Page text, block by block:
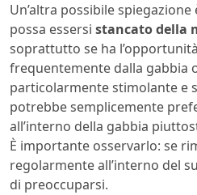
Un’altra possibile
possa essersi stancato della
soprattutto se ha
frequentemente dalla gabbia
particolarmente stimolante e
potrebbe semplicemente
all’interno della gabbia
È importante osservarlo: se
regolarmente all’interno del
di preoccuparsi.